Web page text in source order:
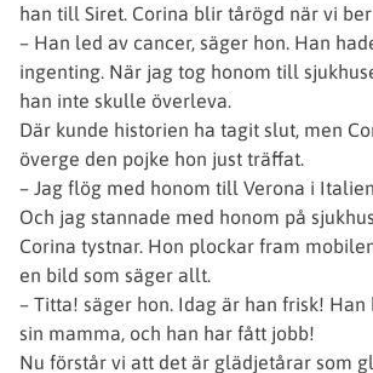
han till Siret. Corina blir tårögd när vi
– Han led av cancer, säger hon. Han
ingenting. När jag tog honom till
han inte skulle överleva.
Där kunde historien ha tagit slut, men
överge den pojke hon just träffat.
– Jag flög med honom till Verona i
Och jag stannade med honom på
Corina tystnar. Hon plockar fram
en bild som säger allt.
– Titta! säger hon. Idag är han frisk!
sin mamma, och han har fått jobb!
Nu förstår vi att det är glädjetårar som